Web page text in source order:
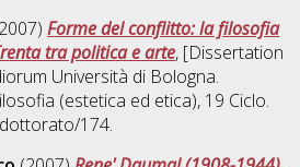
Forme del conflitto: la filosofia
tra politica e arte, [Dissertation
Università di Bologna.
(estetica ed etica), 19 Ciclo.
174.